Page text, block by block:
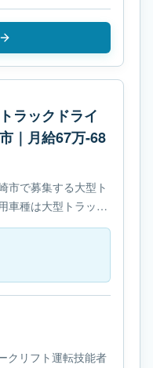
ラックドライ
｜月給67万-68
市で募集する大型ト
車種は大型トラック
制です。必要免許は-
クリフト運転技能者